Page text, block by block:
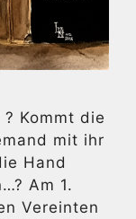
Kommt die
mit ihr
Hand
Am 1.
Vereinten